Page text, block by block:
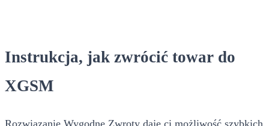
Instrukcja, jak zwrócić towar do
XGSM
Rozwiązanie Wygodne Zwroty daje ci możliwość szybkich